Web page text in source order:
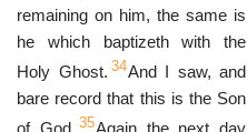
remaining on him, the same is
he which baptizeth with the
Holy Ghost. 34And I saw, and
bare record that this is the Son
of God. 35Again the next day